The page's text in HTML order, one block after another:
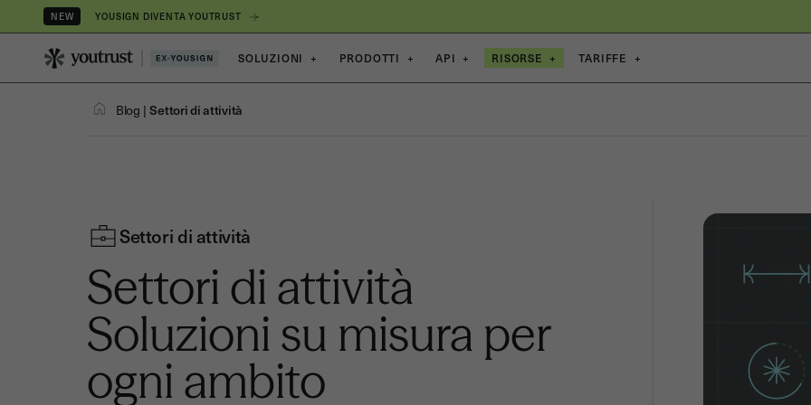
NEW YOUSIGN DIVENTA YOUTRUST
SOLUZIONI + PRODOTTI + API + RISORSE + TARIFFE +
Blog | Settori di attività
Settori di attività
Settori di attività
Soluzioni su misura per
ogni ambito